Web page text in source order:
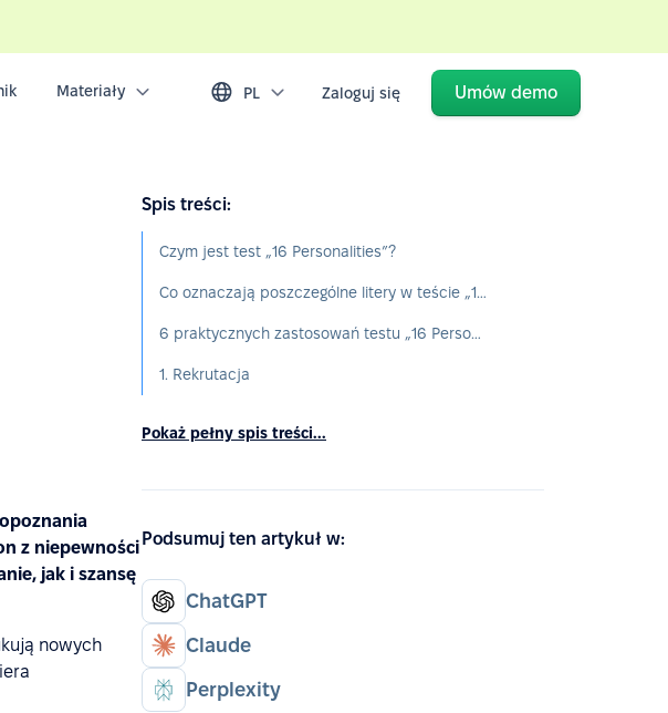
Materiały PL Zaloguj się Umów demo
z niepewności
jak i szansę
nowych
Spis treści:
Czym jest test „16 Personalities”?
Co oznaczają poszczególne litery w teście „16 Personalities”?
6 praktycznych zastosowań testu „16 Personalities” w HR
1. Rekrutacja
Pokaż pełny spis treści...
Podsumuj ten artykuł w:
ChatGPT
Claude
Perplexity